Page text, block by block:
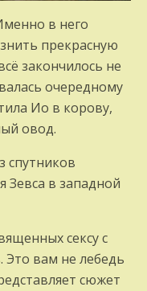
в него
прекрасную
закончилось не
очередному
Ио в корову,
овод.
спутников
в западной
сексу с
вам не лебедь
сюжет